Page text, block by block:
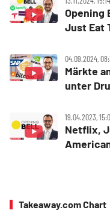
Opening
Just Eat
04.09.2024,
Märkte
unter
19.04.2023,
Netflix,
Takeaway.com Chart